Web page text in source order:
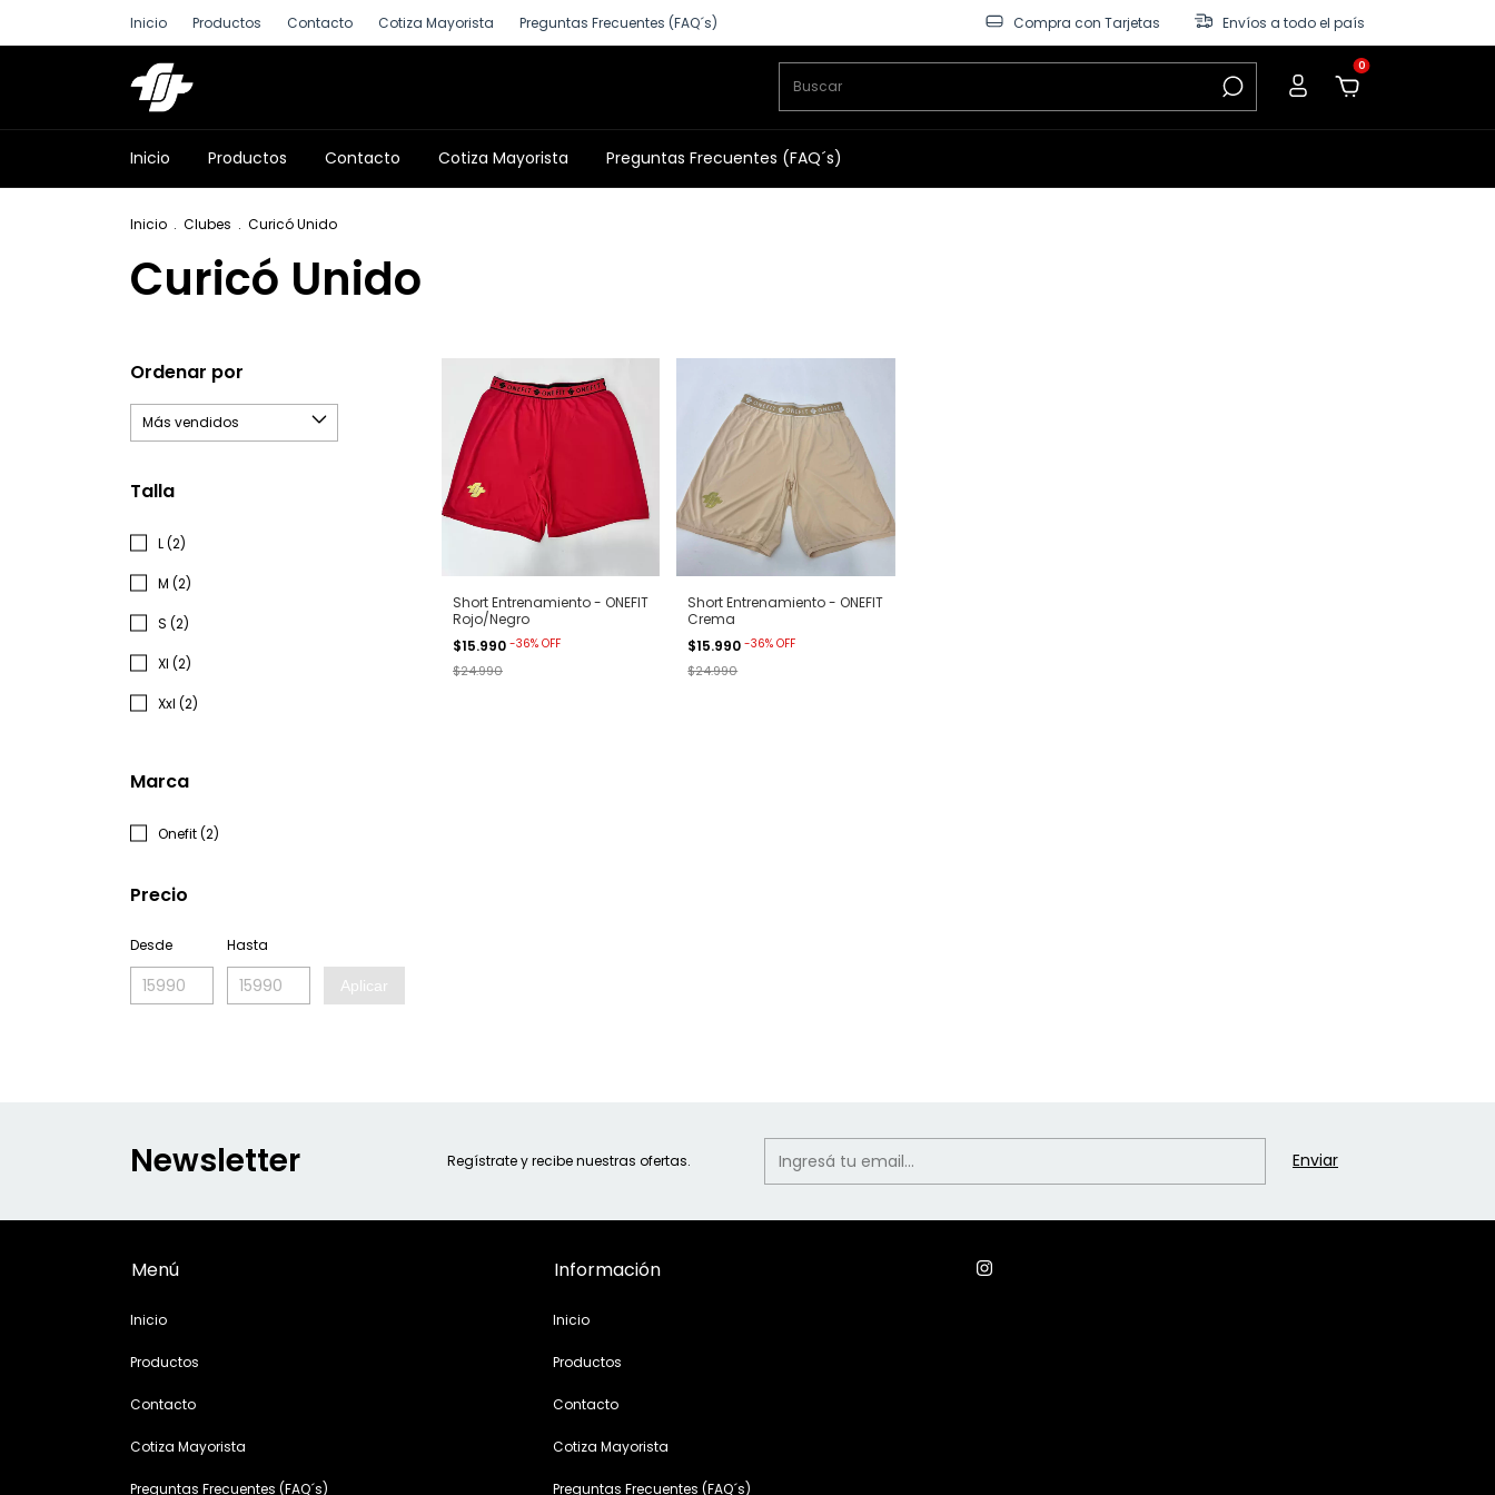
Inicio Productos Contacto Cotiza Mayorista Preguntas Frecuentes (FAQ´s) Compra con Tarjetas Envíos a todo el país
0
Inicio Productos Contacto Cotiza Mayorista Preguntas Frecuentes (FAQ´s)
Inicio . Clubes . Curicó Unido
Curicó Unido
Ordenar por
Talla
L (2)
M (2)
S (2)
Xl (2)
Xxl (2)
Marca
Onefit (2)
Precio
Desde Hasta
Aplicar
Short Entrenamiento - ONEFIT
Rojo/Negro
$15.990 -36% OFF
$24.990
Short Entrenamiento - ONEFIT
Crema
$15.990-36%OFF
$24.990
Newsletter Regístrate y recibe nuestras ofertas.
Menú
Inicio
Productos
Contacto
Cotiza Mayorista
Preguntas Frecuentes (FAQ´s)
Información
Inicio
Productos
Contacto
Cotiza Mayorista
Preguntas Frecuentes (FAQ´s)